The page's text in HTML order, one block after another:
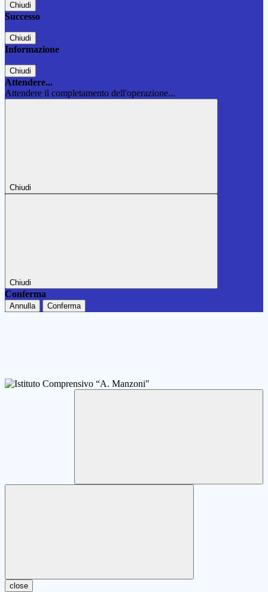
Chiudi
Successo
Chiudi
Informazione
Chiudi
Attendere...
Attendere il completamento dell'operazione...
Chiudi
Chiudi
Conferma
Annulla Conferma
close